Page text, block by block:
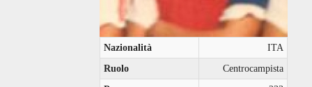
Nazionalità
ITA
Ruolo
Centrocampista